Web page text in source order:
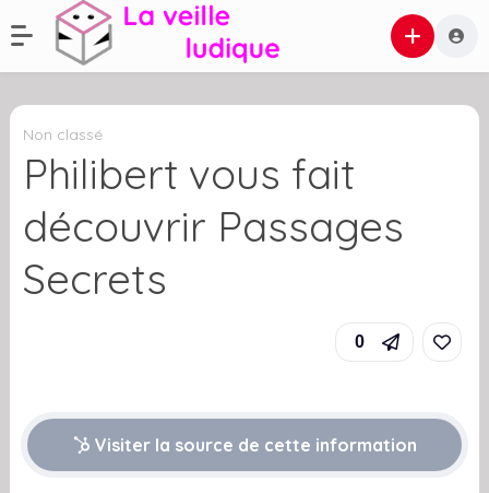
Non classé
Philibert vous fait
découvrir Passages
Secrets
0
Visiter la source de cette information